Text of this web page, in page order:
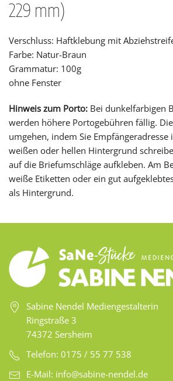
229 mm)
Verschluss: Haftklebung mit
Farbe: Natur-Braun
Grammatur: 100g
ohne Fenster
Hinweis zum Porto: Bei dunkelfarbigen
werden höhere Portogebühren fällig.
umgehen, indem Sie Empfängeradresse
weißen oder hellen Hintergrund
auf die Briefumschläge aufkleben. Am
weiße Etiketten oder ein gut
als Hintergrund.
Sabine Nendel Mediengestalterin
Ringstraße 3
74372 Sersheim
Telefon: 0175 / 55 77 538
E-Mail: info@sabine-nendel.de